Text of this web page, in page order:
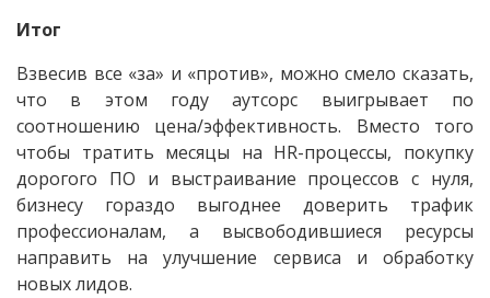
Итог
Взвесив все «за» и «против», можно смело сказать,
что в этом году аутсорс выигрывает по
соотношению цена/эффективность. Вместо того
чтобы тратить месяцы на HR-процессы, покупку
дорогого ПО и выстраивание процессов с нуля,
бизнесу гораздо выгоднее доверить трафик
профессионалам, а высвободившиеся ресурсы
направить на улучшение сервиса и обработку
новых лидов.